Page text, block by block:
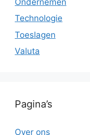
Technologie
Toeslagen
Valuta
Pagina’s
Over ons